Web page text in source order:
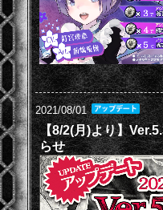
2021/08/01
【8/2(月)より】
らせ